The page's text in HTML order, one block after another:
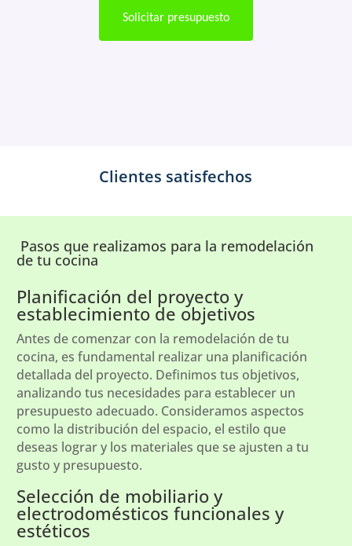
Solicitar presupuesto
Clientes satisfechos
Pasos que realizamos para la remodelación
de tu cocina
Planificación del proyecto y
establecimiento de objetivos
Antes de comenzar con la remodelación de tu
cocina, es fundamental realizar una planificación
detallada del proyecto. Definimos tus objetivos,
analizando tus necesidades para establecer un
presupuesto adecuado. Consideramos aspectos
como la distribución del espacio, el estilo que
deseas lograr y los materiales que se ajusten a tu
gusto y presupuesto.
Selección de mobiliario y
electrodomésticos funcionales y
estéticos